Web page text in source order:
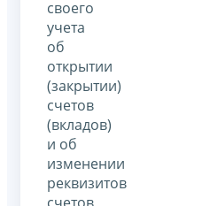
своего
учета
об
открытии
(закрытии)
счетов
(вкладов)
и об
изменении
реквизитов